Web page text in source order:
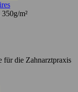
m²
für die Zahnarztpraxis